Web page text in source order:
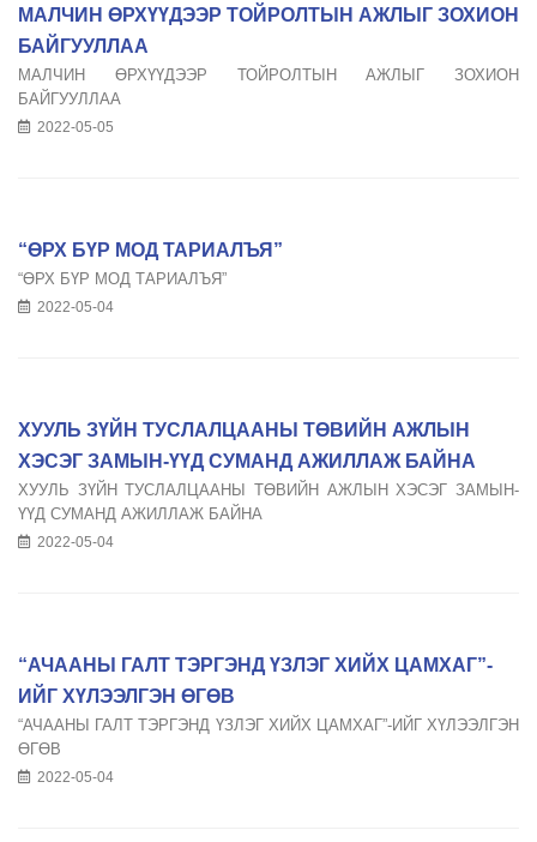
МАЛЧИН ӨРХҮҮДЭЭР ТОЙРОЛТЫН АЖЛЫГ ЗОХИОН
БАЙГУУЛЛАА
МАЛЧИН ӨРХҮҮДЭЭР ТОЙРОЛТЫН АЖЛЫГ ЗОХИОН
БАЙГУУЛЛАА
2022-05-05
“ӨРХ БҮР МОД ТАРИАЛЪЯ”
“ӨРХ БҮР МОД ТАРИАЛЪЯ”
2022-05-04
ХУУЛЬ ЗҮЙН ТУСЛАЛЦААНЫ ТӨВИЙН АЖЛЫН
ХЭСЭГ ЗАМЫН-ҮҮД СУМАНД АЖИЛЛАЖ БАЙНА
ХУУЛЬ ЗҮЙН ТУСЛАЛЦААНЫ ТӨВИЙН АЖЛЫН ХЭСЭГ ЗАМЫН-
ҮҮД СУМАНД АЖИЛЛАЖ БАЙНА
2022-05-04
“АЧААНЫ ГАЛТ ТЭРГЭНД ҮЗЛЭГ ХИЙХ ЦАМХАГ”-
ИЙГ ХҮЛЭЭЛГЭН ӨГӨВ
“АЧААНЫ ГАЛТ ТЭРГЭНД ҮЗЛЭГ ХИЙХ ЦАМХАГ”-ИЙГ ХҮЛЭЭЛГЭН
ӨГӨВ
2022-05-04